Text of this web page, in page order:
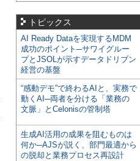
トピックス
AI Ready Dataを実現するMDM
成功のポイント─サワイグルー
プとJSOLが示すデータドリブン
経営の基盤
“感動デモ”で終わるAIと、実務で
動くAI─両者を分ける「業務の
文脈」とCelonisの管制塔
生成AI活用の成果を阻むものは
何か─AJSが説く、部門最適から
の脱却と業務プロセス再設計